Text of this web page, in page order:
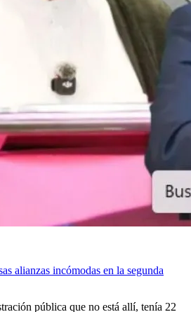
alianzas incómodas en la segunda
pública que no está allí, tenía 22